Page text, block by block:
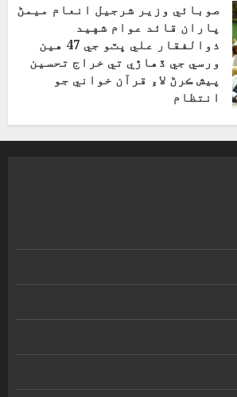
صوبائي وزير شرجيل انعام ميمڻ
پاران قائد عوام شهيد
ذوالفقار علي ڀٽو جي 47 هين
ورسي جي ڏهاڙي تي خراج تحسين
پيش ڪرڻ لاءِ قرآن خواني جو
انتظام